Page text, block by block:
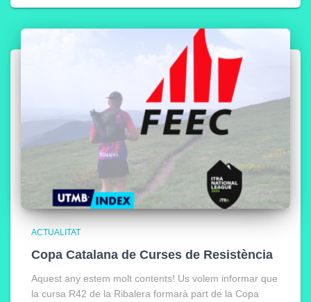
ACTUALITAT
Copa Catalana de Curses de Resistència
Aquest any estem molt contents! Us volem informar que
la cursa R42 de la Ribalera formarà part de la Copa